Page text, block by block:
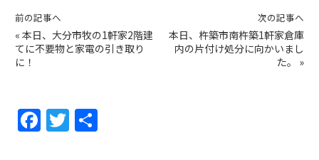
前の記事へ
« 本日、大分市牧の1軒家2階建
てに不要物と家電の引き取り
に！
次の記事へ
本日、杵築市南杵築1軒家倉庫
内の片付け処分に向かいまし
た。
»
F
a
T
w